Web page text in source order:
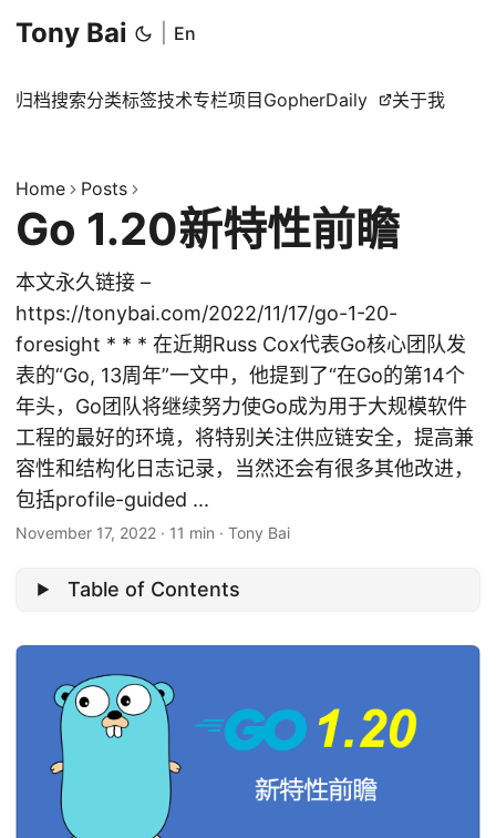
Tony Bai En
归档搜索分类标签技术专栏项目 GopherDaily 关于我
Home Posts
Go 1.20新特性前瞻
本文永久链接 –
https://tonybai.com/2022/11/17/go-1-20-
foresight * * * 在近期Russ Cox代表Go核心团队发
表的“Go, 13周年”一文中，他提到了“在Go的第14个
年头，Go团队将继续努力使Go成为用于大规模软件
工程的最好的环境，将特别关注供应链安全，提高兼
容性和结构化日志记录，当然还会有很多其他改进，
包括profile-guided ...
November 17, 2022 · 11 min · Tony Bai
Table of Contents